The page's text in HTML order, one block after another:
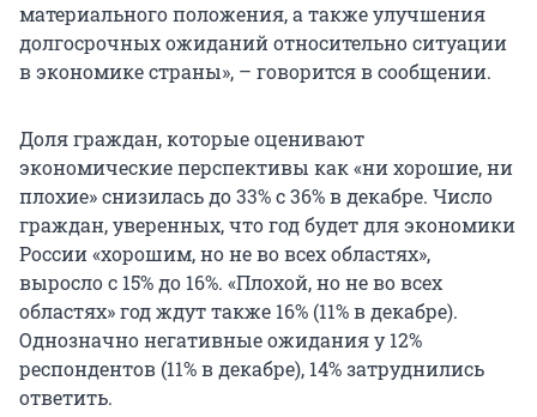
материального положения, а также улучшения
долгосрочных ожиданий относительно ситуации
в экономике страны», – говорится в сообщении.
Доля граждан, которые оценивают
экономические перспективы как «ни хорошие, ни
плохие» снизилась до 33% с 36% в декабре. Число
граждан, уверенных, что год будет для экономики
России «хорошим, но не во всех областях»,
выросло с 15% до 16%. «Плохой, но не во всех
областях» год ждут также 16% (11% в декабре).
Однозначно негативные ожидания у 12%
респондентов (11% в декабре), 14% затруднились
ответить.